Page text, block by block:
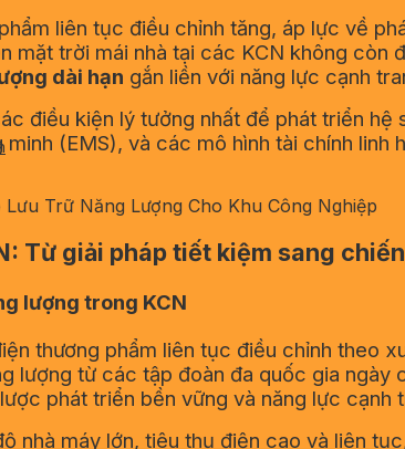
liên tục điều chỉnh tăng, áp lực về
mặt trời mái nhà tại các KCN không còn
dài hạn gắn liền với năng lực cạnh
điều kiện lý tưởng nhất để phát triển
(EMS), và các mô hình tài chính linh
Trữ Năng Lượng Cho Khu Công Nghiệp
Từ giải pháp tiết kiệm sang
lượng trong KCN
thương phẩm liên tục điều chỉnh theo
lượng từ các tập đoàn đa quốc gia
phát triển bền vững và năng lực cạnh
nhà máy lớn, tiêu thụ điện cao và liên